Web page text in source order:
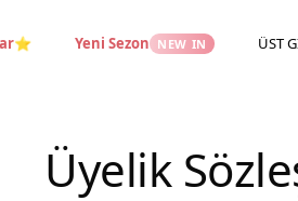
⭐ Yeni Sezon NEW IN ÜST
Üyelik